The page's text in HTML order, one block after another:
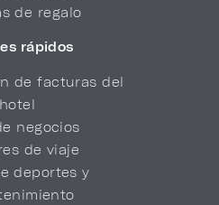
de regalo
rápidos
de facturas del
hotel
negocios
de viaje
deportes y